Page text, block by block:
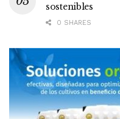
sostenibles
0 SHARES